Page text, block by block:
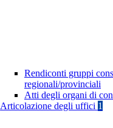
Rendiconti gruppi
regionali/provinciali
Atti degli organi di
Articolazione degli uffici 1